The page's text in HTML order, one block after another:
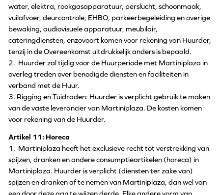
water, elektra, rookgasapparatuur, perslucht, schoonmaak,
vuilafvoer, deurcontrole, EHBO, parkeerbegeleiding en overige
bewaking, audiovisuele apparatuur, meubilair,
cateringdiensten, enzovoort komen voor rekening van Huurder,
tenzij in de Overeenkomst uitdrukkelijk anders is bepaald.
2. Huurder zal tijdig voor de Huurperiode met Martiniplaza in
overleg treden over benodigde diensten en faciliteiten in
verband met de Huur.
3. Rigging en Tuidraden: Huurder is verplicht gebruik te maken
van de vaste leverancier van Martiniplaza. De kosten komen
voor rekening van de Huurder.
Artikel 11: Horeca
1. Martiniplaza heeft het exclusieve recht tot verstrekking van
spijzen, dranken en andere consumptieartikelen (horeca) in
Martiniplaza. Huurder is verplicht (diensten ter zake van)
spijzen en dranken af te nemen van Martiniplaza, dan wel van
een door deze aan te wijzen derde. Elke andere vorm van